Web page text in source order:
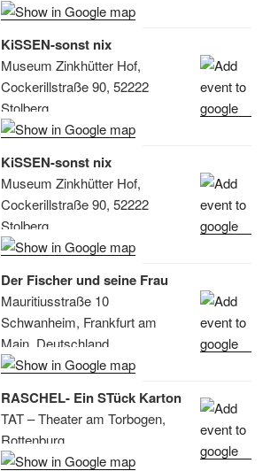
KiSSEN-sonst nix
Museum Zinkhütter Hof,
Cockerillstraße 90, 52222
Stolberg
KiSSEN-sonst nix
Museum Zinkhütter Hof,
Cockerillstraße 90, 52222
Stolberg
Der Fischer und seine Frau
Mauritiusstraße 10
Schwanheim, Frankfurt am
Main, Deutschland
RASCHEL- Ein STück Karton
TAT – Theater am Torbogen,
Rottenburg